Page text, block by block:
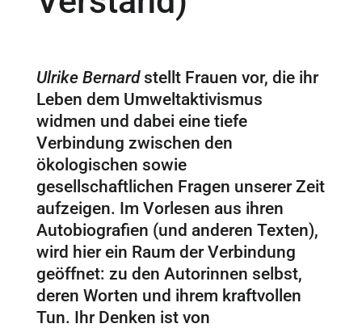
Ulrike Bernardstellt Frauen vor, die ihr
Leben dem Umweltaktivismus
widmen und dabei eine tiefe
Verbindung zwischen den
ökologischen sowie
gesellschaftlichen Fragen unserer Zeit
aufzeigen. Im Vorlesen aus ihren
Autobiografien (und anderen Texten),
wird hier ein Raum der Verbindung
geöffnet: zu den Autorinnen selbst,
deren Worten und ihrem kraftvollen
Tun. Ihr Denken ist von